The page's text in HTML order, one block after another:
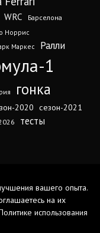
WRC
Барселона
Норрис
Маркес Ралли
1
гонка
2020 сезон-2021
тесты
вашего опыта.
на их
использования